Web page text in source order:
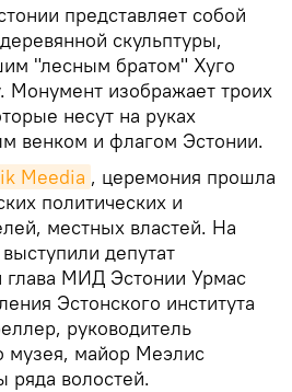
представляет собой
скульптуры,
"лесным братом" Хуго
Монумент изображает троих
несут на руках
венком и флагом Эстонии.
Meedia , церемония прошла
политических и
местных властей. На
депутат
МИД Эстонии Урмас
Эстонского института
руководитель
музея, майор Меэлис
ряда волостей.